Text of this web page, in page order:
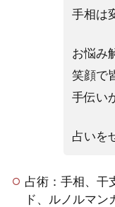
手相は
お悩み
笑顔で
手伝い
占いを
占術：手相、干
ド、ルノルマ